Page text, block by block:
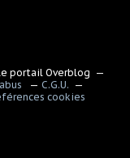
portail Overblog
C.G.U.
cookies